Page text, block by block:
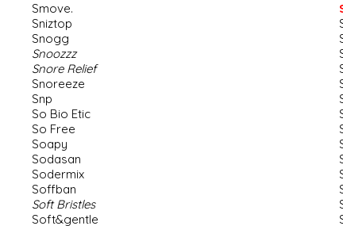
Smove.
Sniztop
Snogg
Snoozzz
Snore Relief
Snoreeze
Snp
So Bio Etic
So Free
Soapy
Sodasan
Sodermix
Soffban
Soft Bristles
Soft&gentle